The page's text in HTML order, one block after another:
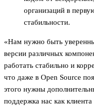
организаций в
стабильности.
«Нам нужно быть
версии различных
работать стабильно и
что даже в Open Source
этого нужны
поддержка нас как